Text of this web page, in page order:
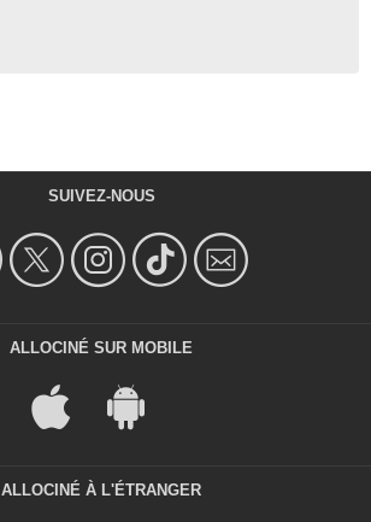
SUIVEZ-NOUS
ALLOCINÉ SUR MOBILE
ALLOCINÉ À L'ÉTRANGER